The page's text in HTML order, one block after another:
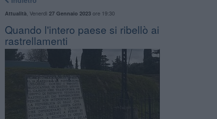
Attualità Venerdì 27 Gennaio 2023ore 19:30
Quando l'intero paese si ribellò ai
rastrellamenti